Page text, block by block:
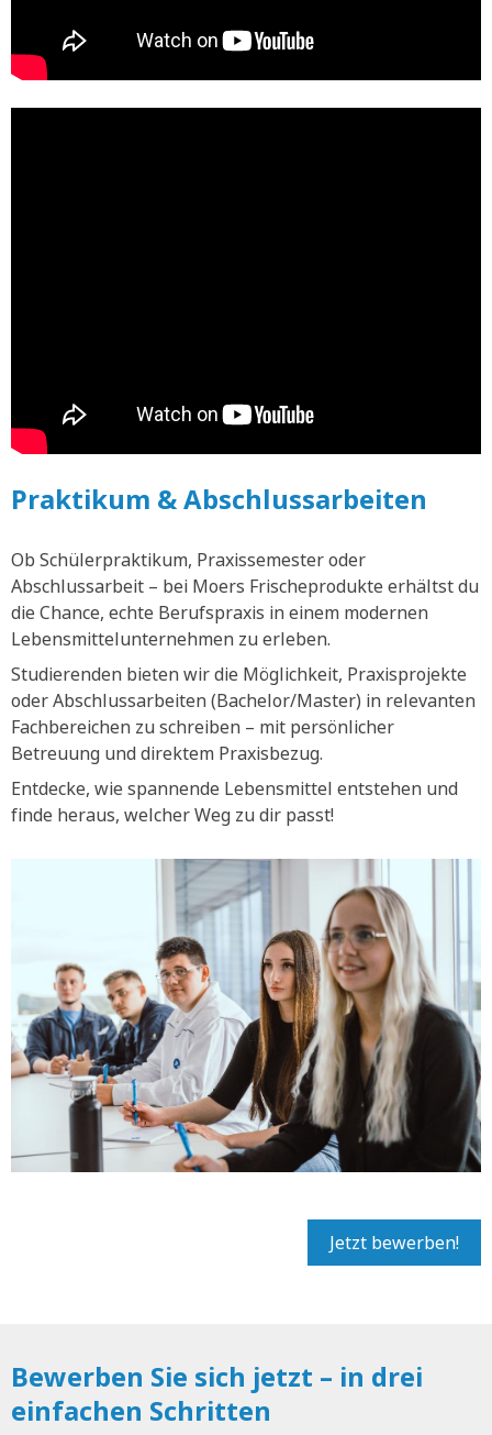
Praktikum & Abschlussarbeiten
Ob Schülerpraktikum, Praxissemester oder
Abschlussarbeit – bei Moers Frischeprodukte erhältst du
die Chance, echte Berufspraxis in einem modernen
Lebensmittelunternehmen zu erleben.
Studierenden bieten wir die Möglichkeit, Praxisprojekte
oder Abschlussarbeiten (Bachelor/Master) in relevanten
Fachbereichen zu schreiben – mit persönlicher
Betreuung und direktem Praxisbezug.
Entdecke, wie spannende Lebensmittel entstehen und
finde heraus, welcher Weg zu dir passt!
Jetzt bewerben!
Bewerben Sie sich jetzt – in drei
einfachen Schritten